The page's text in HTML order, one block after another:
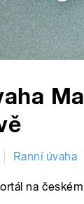
Ranní úvaha
na